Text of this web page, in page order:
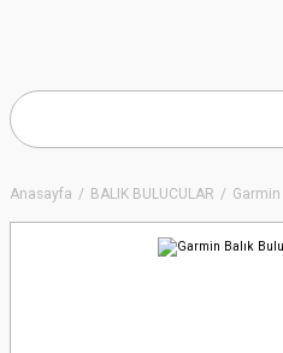
Anasayfa BALIK BULUCULAR Garmin